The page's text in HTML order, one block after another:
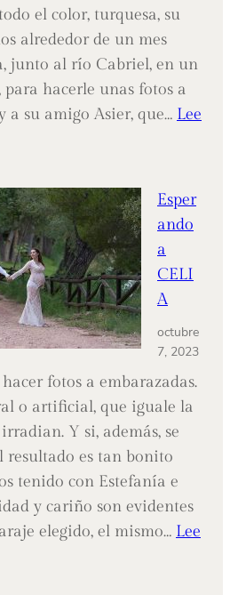
el color, turquesa, su
alrededor de un mes
junto al río Cabriel, en un
para hacerle unas fotos a
a su amigo Asier, que… Lee
Esper
ando
a
CELI
A
octubre
7, 2023
fotos a embarazadas.
o artificial, que iguale la
Y si, además, se
resultado es tan bonito
tenido con Estefanía e
y cariño son evidentes
elegido, el mismo… Lee